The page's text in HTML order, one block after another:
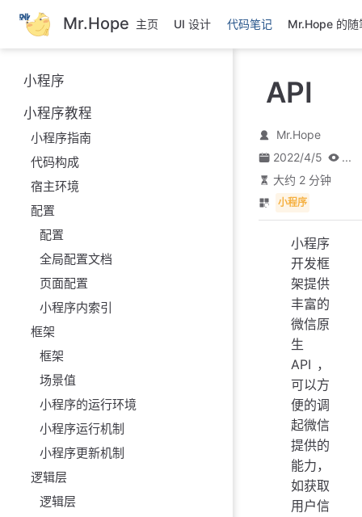
跳
至
主
要
內
容
Mr.Hope 主页 UI 设计 代码笔记 Mr.Hope 的随
小程序
小程序教程
小程序指南
代码构成
宿主环境
配置
配置
全局配置文档
页面配置
小程序内索引
框架
框架
场景值
小程序的运行环境
小程序运行机制
小程序更新机制
逻辑层
逻辑层
API
Mr.Hope
2022/4/5
...
大约 2 分钟
小程序
小程序
开发框
架提供
丰富的
微信原
生
API，
可以方
便的调
起微信
提供的
能力，
如获取
用户信